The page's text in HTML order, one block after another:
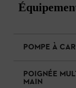
POMPE À
POIGNÉE
MAIN